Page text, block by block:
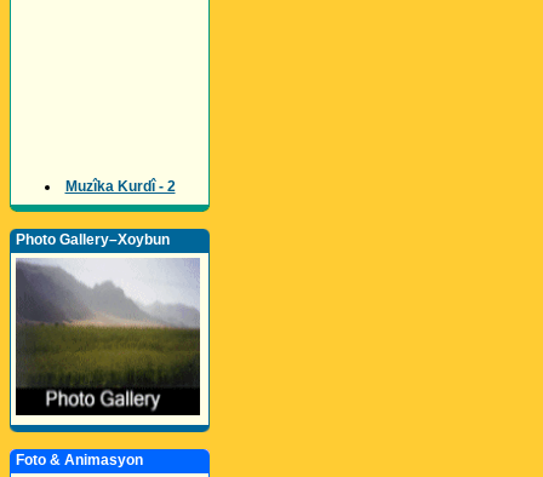
Muzîka Kurdî - 2
Photo Gallery–Xoybun
Foto & Animasyon